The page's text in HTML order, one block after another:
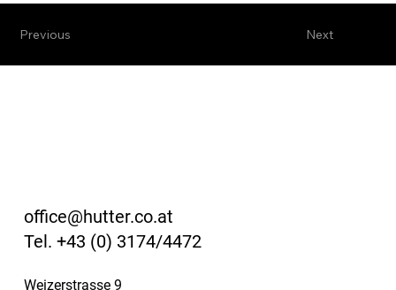
Next
Previous
office@hutter.co.at
Tel. +43 (0) 3174/4472
Weizerstrasse 9